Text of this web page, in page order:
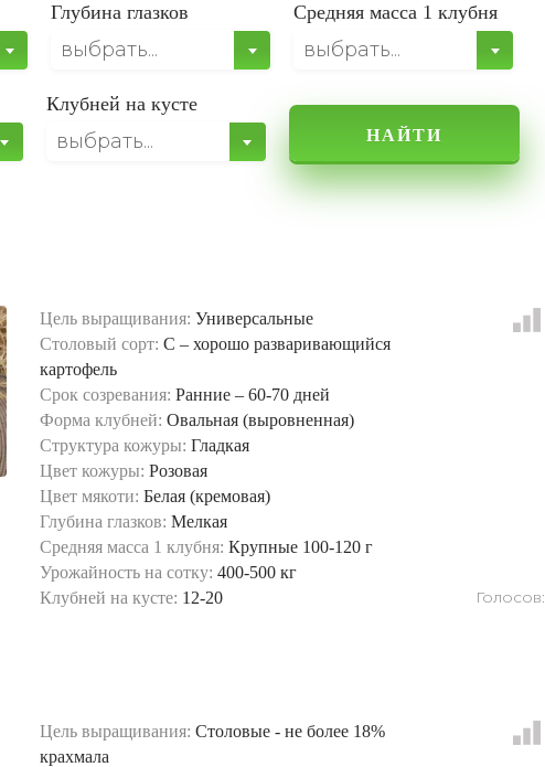
Глубина глазков
выбрать...
Средняя масса 1 клубня
выбрать...
Клубней на кусте
выбрать... НАЙТИ
Цель выращивания: Универсальные
Столовый сорт: C – хорошо разваривающийся
картофель
Срок созревания: Ранние – 60-70 дней
Форма клубней: Овальная (выровненная)
Структура кожуры: Гладкая
Цвет кожуры: Розовая
Цвет мякоти: Белая (кремовая)
Глубина глазков: Мелкая
Средняя масса 1 клубня: Крупные 100-120 г
Урожайность на сотку: 400-500 кг
Клубней на кусте: 12-20 Голосов:
Цель выращивания: Столовые - не более 18%
крахмала